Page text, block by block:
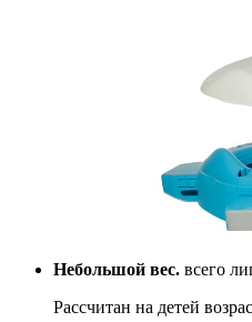
Небольшой вес. всего
Рассчитан на детей